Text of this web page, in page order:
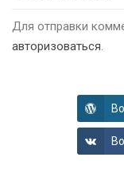
Для отправки
авторизоваться.